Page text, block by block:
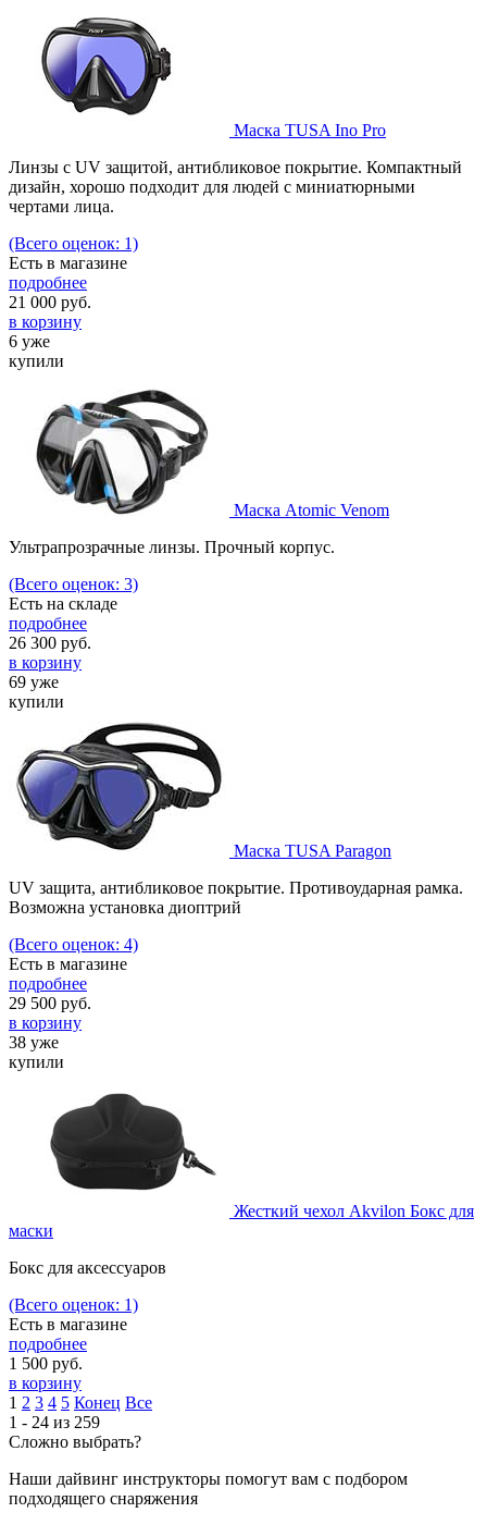
Маска TUSA Ino Pro
Линзы с UV защитой, антибликовое покрытие. Компактный
дизайн, хорошо подходит для людей с миниатюрными
чертами лица.
(Всего оценок: 1)
Есть в магазине
подробнее
21 000 руб.
в корзину
6 уже
купили
Маска Atomic Venom
Ультрапрозрачные линзы. Прочный корпус.
(Всего оценок: 3)
Есть на складе
подробнее
26 300 руб.
в корзину
69 уже
купили
Маска TUSA Paragon
UV защита, антибликовое покрытие. Противоударная рамка.
Возможна установка диоптрий
(Всего оценок: 4)
Есть в магазине
подробнее
29 500 руб.
в корзину
38 уже
купили
Жесткий чехол Akvilon Бокс для
маски
Бокс для аксессуаров
(Всего оценок: 1)
Есть в магазине
подробнее
1 500 руб.
в корзину
1 2 3 4 5 Конец Все
1 - 24 из 259
Сложно выбрать?
Наши дайвинг инструкторы помогут вам с подбором
подходящего снаряжения